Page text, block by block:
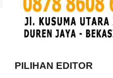
PILIHAN EDITOR